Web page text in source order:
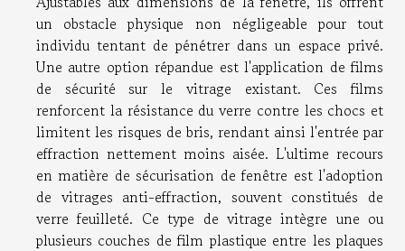
un obstacle physique non négligeable pour tout
individu tentant de pénétrer dans un espace privé.
Une autre option répandue est l'application de films
de sécurité sur le vitrage existant. Ces films
renforcent la résistance du verre contre les chocs et
limitent les risques de bris, rendant ainsi l'entrée par
effraction nettement moins aisée. L'ultime recours
en matière de sécurisation de fenêtre est l'adoption
de vitrages anti-effraction, souvent constitués de
verre feuilleté. Ce type de vitrage intègre une ou
plusieurs couches de film plastique entre les plaques